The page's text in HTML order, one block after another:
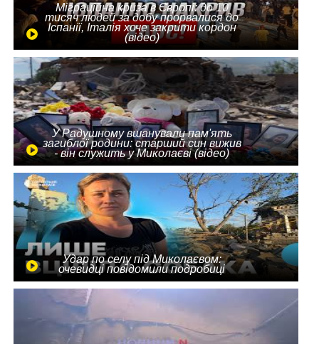
Міграційна криза в Європі: до 10
тисяч людей за добу прорвалися до
Іспанії, Італія хоче закрити кордон
(відео)
У Радушному вшанували пам'ять
загиблої родини: старший син вижив
- він служить у Миколаєві (відео)
Удар по селу під Миколаєвом:
очевидці повідомили подробиці